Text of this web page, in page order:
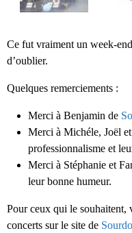
Ce fut vraiment un week-
d’oublier.
Quelques remerciements :
Merci à Benjamin de
Merci à Michéle, Joël
professionnalisme et
Merci à Stéphanie et
leur bonne humeur.
Pour ceux qui le
concerts sur le site de